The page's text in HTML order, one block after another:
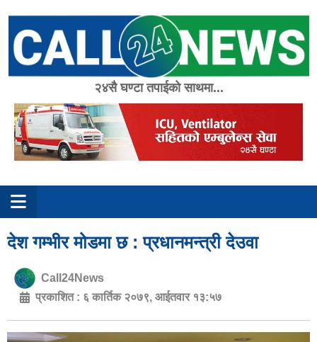
content
२४सै घण्टा तपाईको साथमा...
देश गम्भीर मोडमा छ : प्रधानमन्त्री देउवा
Call24News
प्रकाशित : ६ कार्तिक २०७९, आईतवार १३:५७